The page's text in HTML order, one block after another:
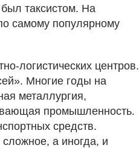
таксистом. На
самому популярному
логистических центров.
Многие годы на
металлургия,
промышленность.
средств.
а иногда, и